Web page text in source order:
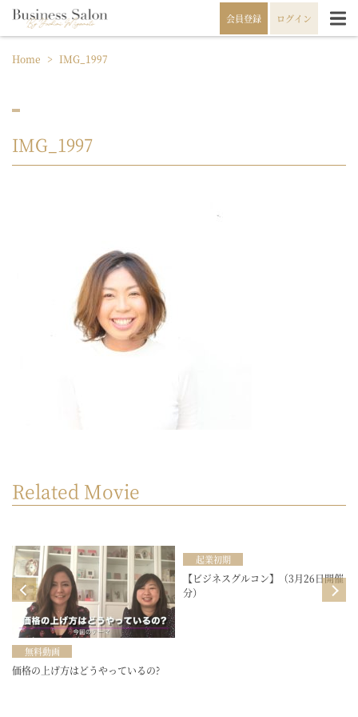
会員登録 ログイン
Home > IMG_1997
IMG_1997
Related Movie
無料動画
価格の上げ方はどうやっているの?
起業初期
【ビジネスグルコン】（3月26日開催
分）